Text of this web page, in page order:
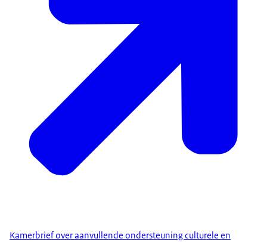
Kamerbrief over aanvullende ondersteuning culturele en